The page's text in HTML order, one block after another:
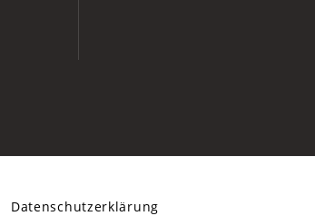
Datenschutzerklärung